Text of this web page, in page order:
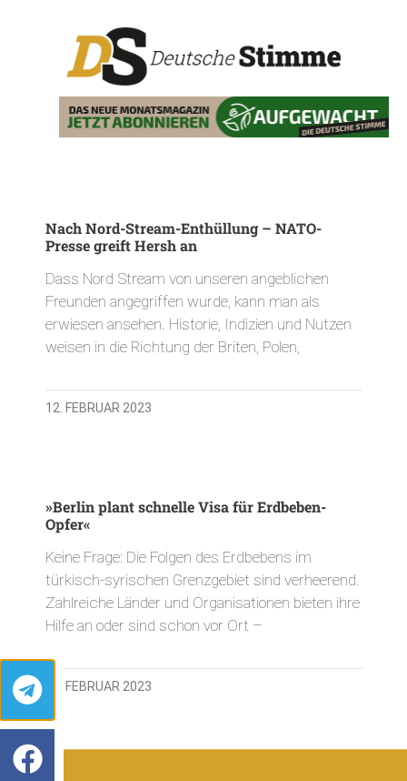
Nach Nord-Stream-Enthüllung – NATO-
Presse greift Hersh an
Dass Nord Stream von unseren angeblichen
Freunden angegriffen wurde, kann man als
erwiesen ansehen. Historie, Indizien und Nutzen
weisen in die Richtung der Briten, Polen,
12. FEBRUAR 2023
»Berlin plant schnelle Visa für Erdbeben-
Opfer«
Keine Frage: Die Folgen des Erdbebens im
türkisch-syrischen Grenzgebiet sind verheerend.
Zahlreiche Länder und Organisationen bieten ihre
Hilfe an oder sind schon vor Ort –
12. FEBRUAR 2023